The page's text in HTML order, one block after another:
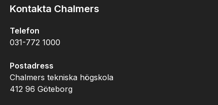
Kontakta Chalmers
Telefon
031-772 1000
Postadress
Chalmers tekniska högskola
412 96 Göteborg